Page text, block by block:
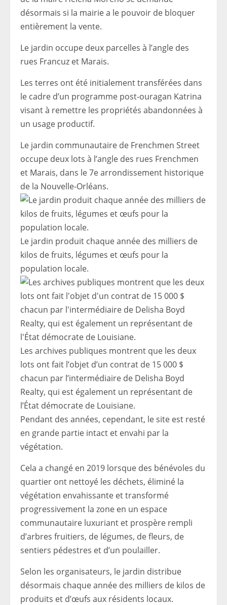
désormais si la mairie a le pouvoir de bloquer
entièrement la vente.
Le jardin occupe deux parcelles à l’angle des
rues Francuz et Marais.
Les terres ont été initialement transférées dans
le cadre d’un programme post-ouragan Katrina
visant à remettre les propriétés abandonnées à
un usage productif.
Le jardin communautaire de Frenchmen Street
occupe deux lots à l’angle des rues Frenchmen
et Marais, dans le 7e arrondissement historique
de la Nouvelle-Orléans.
Le jardin produit chaque année des milliers de
kilos de fruits, légumes et œufs pour la
population locale.
Les archives publiques montrent que les deux
lots ont fait l’objet d’un contrat de 15 000 $
chacun par l’intermédiaire de Delisha Boyd
Realty, qui est également un représentant de
l’État démocrate de Louisiane.
Pendant des années, cependant, le site est resté
en grande partie intact et envahi par la
végétation.
Cela a changé en 2019 lorsque des bénévoles du
quartier ont nettoyé les déchets, éliminé la
végétation envahissante et transformé
progressivement la zone en un espace
communautaire luxuriant et prospère rempli
d’arbres fruitiers, de légumes, de fleurs, de
sentiers pédestres et d’un poulailler.
Selon les organisateurs, le jardin distribue
désormais chaque année des milliers de kilos de
produits et d’œufs aux résidents locaux.